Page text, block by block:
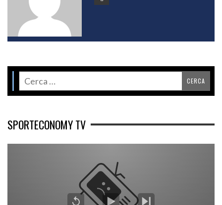
SPORTECONOMY TV